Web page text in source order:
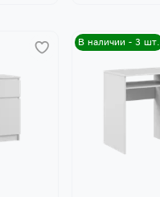
В наличии - 3 шт.